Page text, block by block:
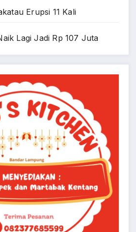
Erupsi 11 Kali
Lagi Jadi Rp 107 Juta